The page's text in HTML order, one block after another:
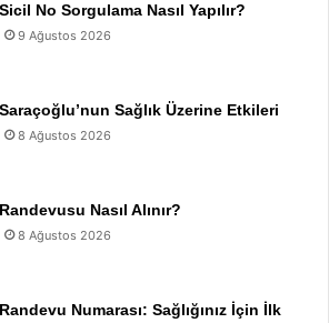
No Sorgulama Nasıl Yapılır?
9 Ağustos 2026
Sağlık Üzerine Etkileri
8 Ağustos 2026
Nasıl Alınır?
8 Ağustos 2026
Numarası: Sağlığınız İçin İlk